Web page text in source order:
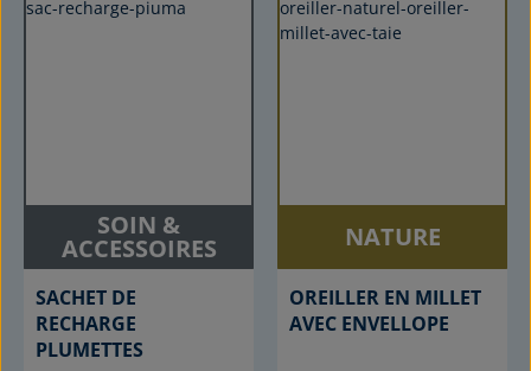
SOIN &
ACCESSOIRES
SACHET DE
RECHARGE
PLUMETTES
NATURE
OREILLER EN MILLET
AVEC ENVELLOPE